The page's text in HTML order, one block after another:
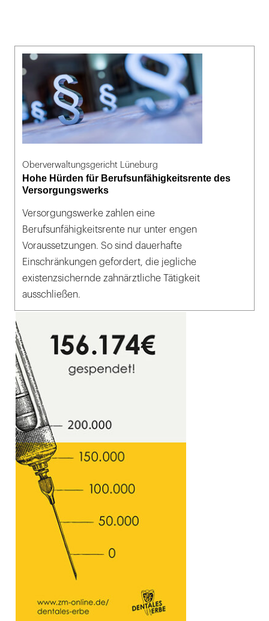
Oberverwaltungsgericht Lüneburg
Hohe Hürden für Berufsunfähigkeitsrente des
Versorgungswerks
Versorgungswerke zahlen eine
Berufsunfähigkeitsrente nur unter engen
Voraussetzungen. So sind dauerhafte
Einschränkungen gefordert, die jegliche
existenzsichernde zahnärztliche Tätigkeit
ausschließen.